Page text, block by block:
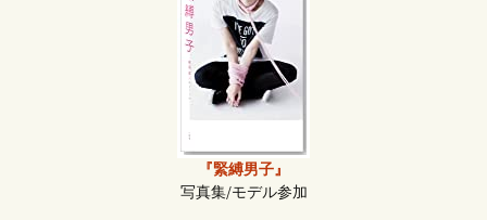
『緊縛男子』
写真集/モデル参加